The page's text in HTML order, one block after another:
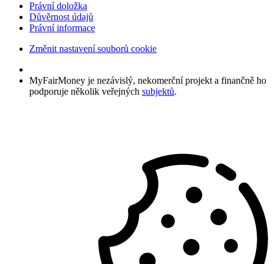
Právní doložka
Důvěrnost údajů
Právní informace
Změnit nastavení souborů cookie
MyFairMoney je nezávislý, nekomerční projekt a finančně ho
podporuje několik veřejných subjektů.